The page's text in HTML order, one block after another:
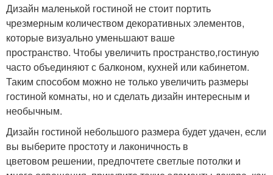
Дизайн маленькой гостиной не стоит портить
чрезмерным количеством декоративных элементов,
которые визуально уменьшают ваше
пространство. Чтобы увеличить пространство,гостиную
часто объединяют с балконом, кухней или кабинетом.
Таким способом можно не только увеличить размеры
гостиной комнаты, но и сделать дизайн интересным и
необычным.
Дизайн гостиной небольшого размера будет удачен, если
вы выберите простоту и лаконичность в
цветовом решении, предпочтете светлые потолки и